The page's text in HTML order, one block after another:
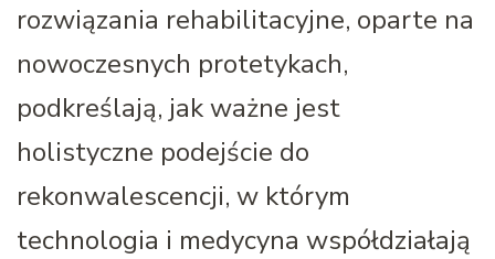
rozwiązania rehabilitacyjne, oparte na
nowoczesnych protetykach,
podkreślają, jak ważne jest
holistyczne podejście do
rekonwalescencji, w którym
technologia i medycyna współdziałają